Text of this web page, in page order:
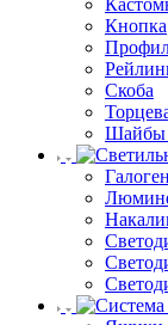
Кнопка
Скоба
Шайбы